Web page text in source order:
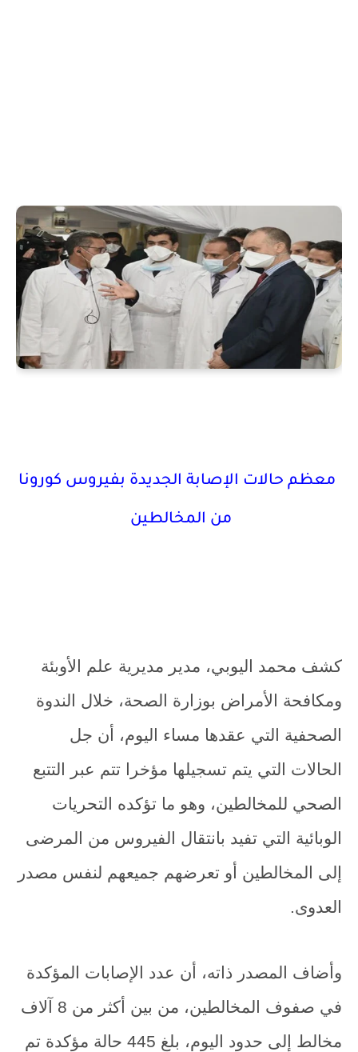
معظم حالات الإصابة الجديدة بفيروس كورونا
من المخالطين
كشف محمد اليوبي، مدير مديرية علم الأوبئة
ومكافحة الأمراض بوزارة الصحة، خلال الندوة
الصحفية التي عقدها مساء اليوم، أن جل
الحالات التي يتم تسجيلها مؤخرا تتم عبر التتبع
الصحي للمخالطين، وهو ما تؤكده التحريات
الوبائية التي تفيد بانتقال الفيروس من المرضى
إلى المخالطين أو تعرضهم جميعهم لنفس مصدر
العدوى.
وأضاف المصدر ذاته، أن عدد الإصابات المؤكدة
في صفوف المخالطين، من بين أكثر من 8 آلاف
مخالط إلى حدود اليوم، بلغ 445 حالة مؤكدة تم